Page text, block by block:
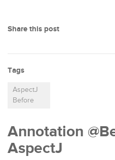
Share this post
Tags
AspectJ
Before
Annotation
AspectJ